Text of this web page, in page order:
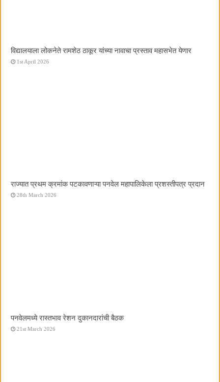
विद्यालयाला लोकनेते रामशेठ ठाकूर यांच्या नावाचा प्रस्ताव महासभेत येणार
1st April 2026
राज्यात प्रथम क्रमांक पटकावणाऱ्या पनवेल महापालिकेला प्रशस्तीपत्र प्रदान
28th March 2026
पनवेलमध्ये रास्तभाव रेशन दुकानदारांची बैठक
21st March 2026